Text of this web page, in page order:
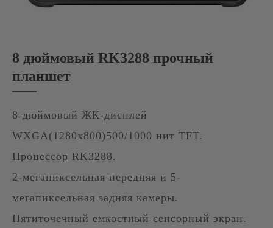
8 дюймовый RK3288 прочный
планшет
8-дюймовый ЖК-дисплей
WXGA(1280x800)500/1000 нит TFT.
Процессор RK3288.
2-мегапиксельная передняя и 5-
мегапиксельная задняя камеры.
Пятиточечный емкостный сенсорный экран.